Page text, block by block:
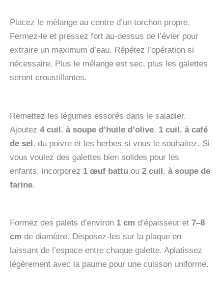
Placez le mélange au centre d’un torchon propre.
Fermez-le et pressez fort au-dessus de l’évier pour
extraire un maximum d’eau. Répétez l’opération si
nécessaire. Plus le mélange est sec, plus les galettes
seront croustillantes.
Remettez les légumes essorés dans le saladier.
Ajoutez 4 cuil. à soupe d’huile d’olive, 1 cuil. à café
de sel, du poivre et les herbes si vous le souhaitez. Si
vous voulez des galettes bien solides pour les
enfants, incorporez 1 œuf battu ou 2 cuil. à soupe de
farine.
Formez des palets d’environ 1 cm d’épaisseur et 7–8
cm de diamètre. Disposez-les sur la plaque en
laissant de l’espace entre chaque galette. Aplatissez
légèrement avec la paume pour une cuisson uniforme.